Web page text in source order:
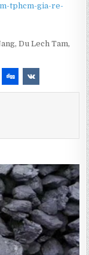
tphcm-gia-re-
,Du Lech Tam,